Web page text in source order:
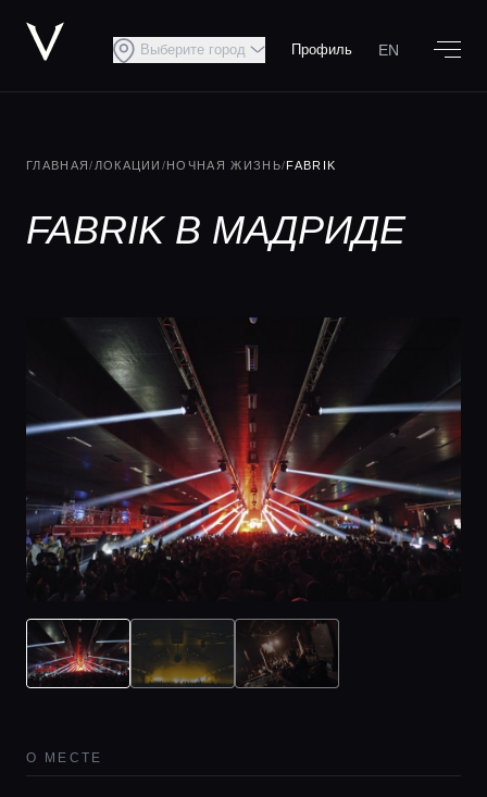
Выберите город Профиль EN
ГЛАВНАЯ/ ЛОКАЦИИ /НОЧНАЯ ЖИЗНЬ/FABRIK
FABRIK В МАДРИДЕ
О МЕСТЕ